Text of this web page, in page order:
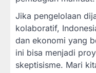
Jika pengelolaan
kolaboratif,
dan ekonomi yang
ini bisa menjadi
skeptisisme. Mari